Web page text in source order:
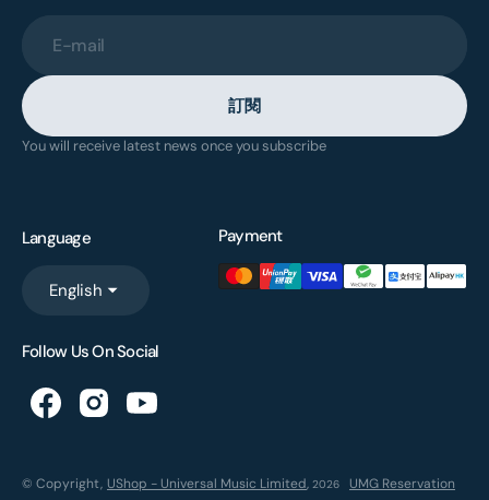
E-mail
訂閱
You will receive latest news once you subscribe
Language
English
Payment
Follow Us On Social
© Copyright, UShop - Universal Music Limited, 2026
UMG Reservation